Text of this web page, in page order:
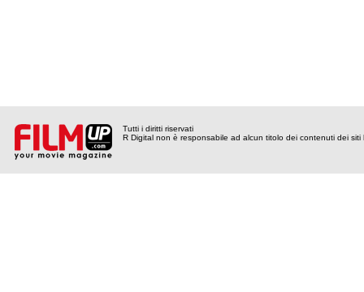
Tutti i diritti riservati
R Digital non è responsabile ad alcun titolo dei contenuti dei siti